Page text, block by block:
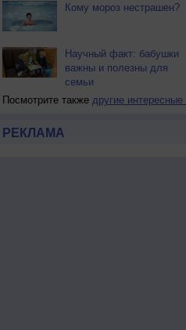
Кому мороз нестрашен?
Научный факт: бабушки
важны и полезны для
семьи
Посмотрите также другие интересные
РЕКЛАМА